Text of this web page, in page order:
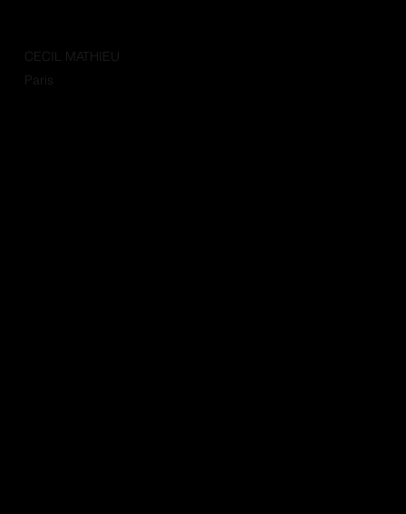
CECIL MATHIEU
Paris